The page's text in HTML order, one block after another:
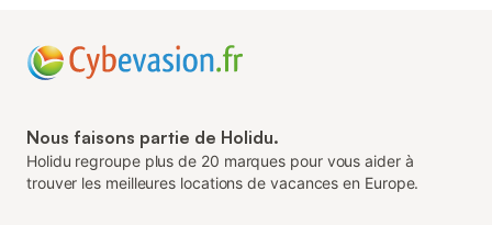
Nous faisons partie de Holidu.
Holidu regroupe plus de 20 marques pour vous aider à
trouver les meilleures locations de vacances en Europe.